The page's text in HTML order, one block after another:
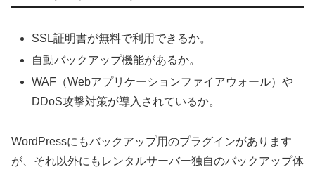
SSL証明書が無料で利用できるか。
自動バックアップ機能があるか。
WAF（Webアプリケーションファイアウォール）や
DDoS攻撃対策が導入されているか。
WordPressにもバックアップ用のプラグインがあります
が、それ以外にもレンタルサーバー独自のバックアップ体